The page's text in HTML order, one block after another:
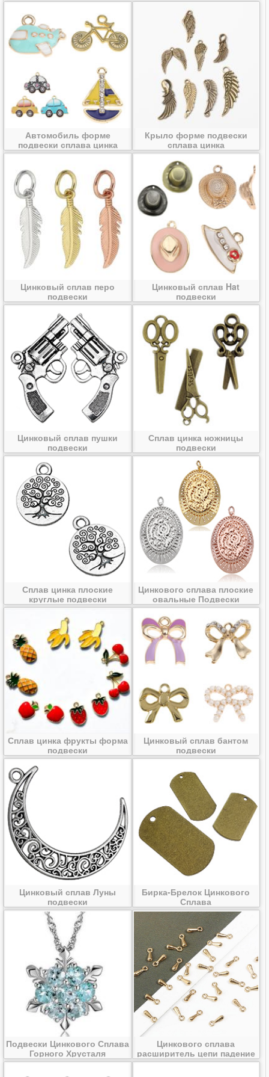
Автомобиль форме
подвески сплава цинка
Крыло форме подвески
сплава цинка
Цинковый сплав перо
подвески
Цинковый сплав Hat
подвески
Цинковый сплав пушки
подвески
Сплав цинка ножницы
подвески
Сплав цинка плоские
круглые подвески
Цинкового сплава плоские
овальные Подвески
Сплав цинка фрукты форма
подвески
Цинковый сплав бантом
подвески
Цинковый сплав Луны
подвески
Бирка-Брелок Цинкового
Сплава
Подвески Цинкового Сплава
Горного Хрусталя
Цинкового сплава
расширитель цепи падение